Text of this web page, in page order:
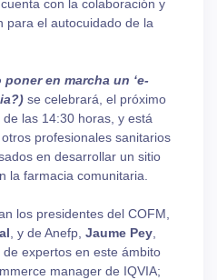
con la colaboración y
para el autocuidado de la
poner en marcha un ‘e-
se celebrará, el próximo
las 14:30 horas, y está
profesionales sanitarios
en desarrollar un sitio
la farmacia comunitaria.
los presidentes del COFM,
, y de Anefp, Jaume Pey,
expertos en este ámbito
manager de IQVIA;